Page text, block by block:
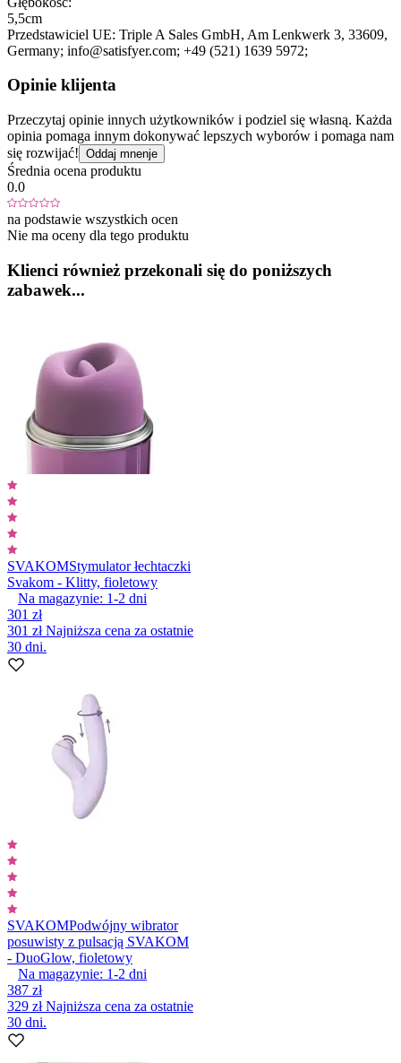
5,5cm
Przedstawiciel UE: Triple A Sales GmbH, Am Lenkwerk 3, 33609,
Germany; info@satisfyer.com; +49 (521) 1639 5972;
Opinie klijenta
Przeczytaj opinie innych użytkowników i podziel się własną. Każda
opinia pomaga innym dokonywać lepszych wyborów i pomaga nam
się rozwijać! Oddaj mnenje
Średnia ocena produktu
0.0
na podstawie wszystkich ocen
Nie ma oceny dla tego produktu
Klienci również przekonali się do poniższych
zabawek...
SVAKOMStymulator łechtaczki
Svakom - Klitty, fioletowy
Na magazynie: 1-2 dni
301 zł
301 złNajniższa cena za ostatnie
30 dni.
SVAKOMPodwójny wibrator
posuwisty z pulsacją SVAKOM
- DuoGlow, fioletowy
Na magazynie: 1-2 dni
387 zł
329 złNajniższa cena za ostatnie
30 dni.